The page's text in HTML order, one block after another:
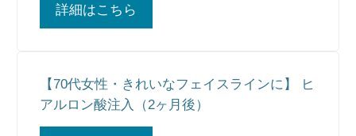
詳細はこちら
【70代女性・きれいなフェイスラインに】 ヒ
アルロン酸注入（2ヶ月後）